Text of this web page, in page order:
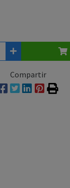
Compartir